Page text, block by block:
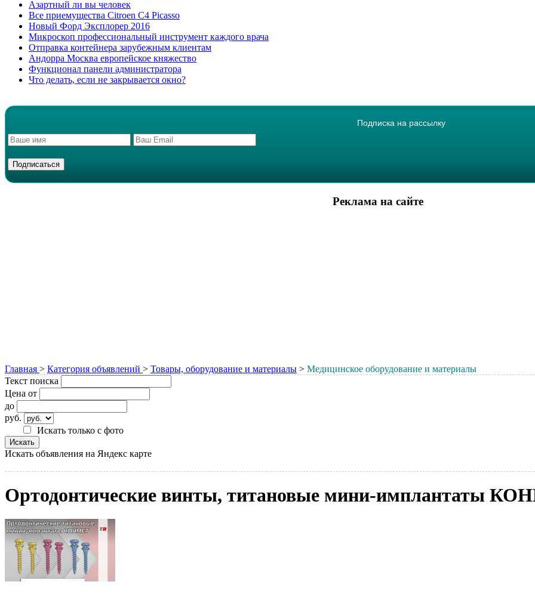
Азартный ли вы человек
Все приемущества Сitroen C4 Picasso
Новый Форд Эксплорер 2016
Микроскоп профессиональный инструмент каждого врача
Отправка контейнера зарубежным клиентам
Андорра Москва европейское княжество
Функционал панели администратора
Что делать, если не закрывается окно?
Подписка на рассылку
Реклама на сайте
Главная > Категория объявлений > Товары, оборудование и материалы > Медицинское оборудование и материалы
Текст поиска
Цена от
до
руб.
Искать только с фото
Искать объявления на Яндекс карте
Ортодонтические винты, титановые мини-имплантаты